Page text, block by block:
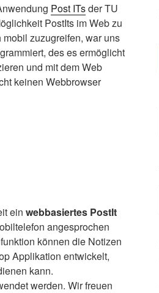
Post ITsder TU
PostIts im Web zu
zuzugreifen, war uns
des es ermöglicht
und mit dem Web
keinen Webbrowser
ein webbasiertes PostIt
angesprochen
können die Notizen
Applikation entwickelt,
kann.
werden. Wir freuen